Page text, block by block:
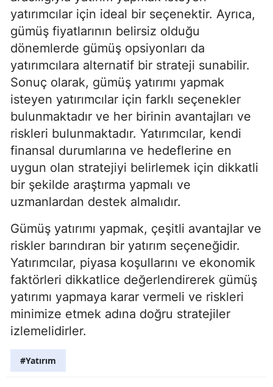
yatırımcılar için ideal bir seçenektir. Ayrıca,
gümüş fiyatlarının belirsiz olduğu
dönemlerde gümüş opsiyonları da
yatırımcılara alternatif bir strateji sunabilir.
Sonuç olarak, gümüş yatırımı yapmak
isteyen yatırımcılar için farklı seçenekler
bulunmaktadır ve her birinin avantajları ve
riskleri bulunmaktadır. Yatırımcılar, kendi
finansal durumlarına ve hedeflerine en
uygun olan stratejiyi belirlemek için dikkatli
bir şekilde araştırma yapmalı ve
uzmanlardan destek almalıdır.
Gümüş yatırımı yapmak, çeşitli avantajlar ve
riskler barındıran bir yatırım seçeneğidir.
Yatırımcılar, piyasa koşullarını ve ekonomik
faktörleri dikkatlice değerlendirerek gümüş
yatırımı yapmaya karar vermeli ve riskleri
minimize etmek adına doğru stratejiler
izlemelidirler.
#Yatırım